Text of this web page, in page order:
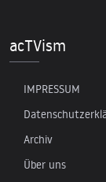
acTVism
IMPRESSUM
Archiv
Über uns